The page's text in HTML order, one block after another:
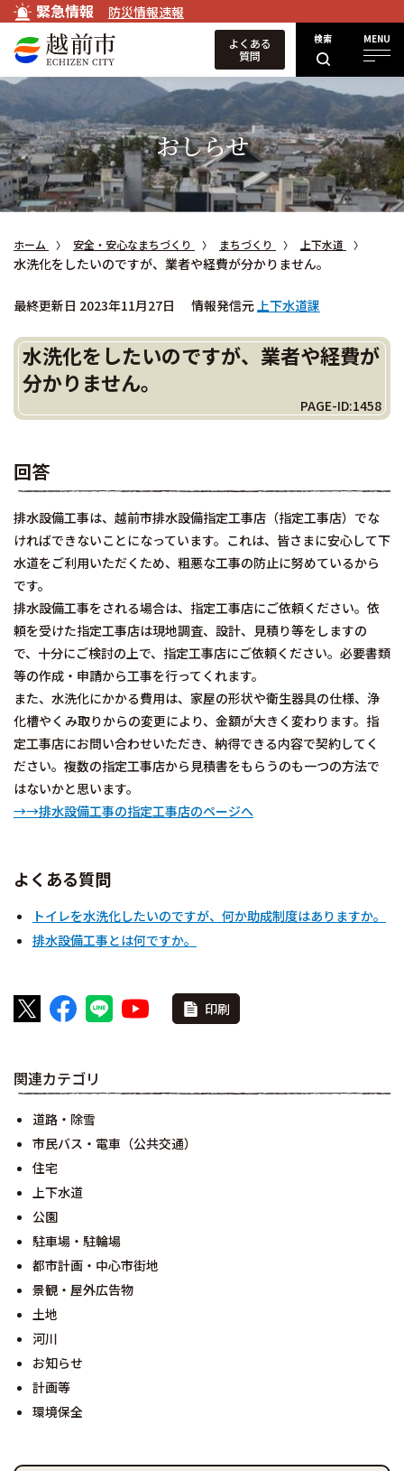
緊急情報 防災情報速報
検索 MENU
よくある
質問
おしらせ
ホーム 安全・安心なまちづくり まちづくり 上下水道
水洗化をしたいのですが、業者や経費が分かりません。
最終更新日 2023年11月27日 情報発信元上下水道課
水洗化をしたいのですが、業者や経費が
分かりません。
PAGE-ID:1458
回答
排水設備工事は、越前市排水設備指定工事店（指定工事店）でな
ければできないことになっています。これは、皆さまに安心して下
水道をご利用いただくため、粗悪な工事の防止に努めているから
です。
排水設備工事をされる場合は、指定工事店にご依頼ください。依
頼を受けた指定工事店は現地調査、設計、見積り等をしますの
で、十分にご検討の上で、指定工事店にご依頼ください。必要書類
等の作成・申請から工事を行ってくれます。
また、水洗化にかかる費用は、家屋の形状や衛生器具の仕様、浄
化槽やくみ取りからの変更により、金額が大きく変わります。指
定工事店にお問い合わせいただき、納得できる内容で契約してく
ださい。複数の指定工事店から見積書をもらうのも一つの方法で
はないかと思います。
→→排水設備工事の指定工事店のページへ
よくある質問
トイレを水洗化したいのですが、何か助成制度はありますか。
排水設備工事とは何ですか。
印刷
関連カテゴリ
道路・除雪
市民バス・電車（公共交通）
住宅
上下水道
公園
駐車場・駐輪場
都市計画・中心市街地
景観・屋外広告物
土地
河川
お知らせ
計画等
環境保全